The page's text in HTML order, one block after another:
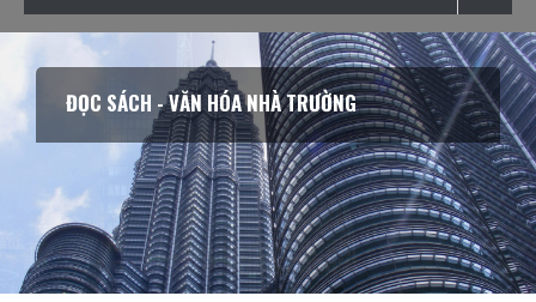
ĐỌC SÁCH - VĂN HÓA NHÀ TRƯỜNG